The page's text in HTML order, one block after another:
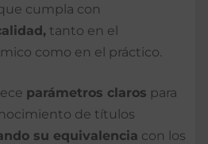
cumpla con
tanto en el
como en el práctico.
parámetros claros para
de títulos
su equivalencia con los